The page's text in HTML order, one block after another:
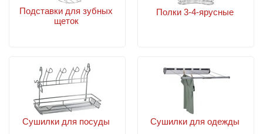
Подставки для зубных
щеток
Полки 3-4-ярусные
Сушилки для посуды Сушилки для одежды